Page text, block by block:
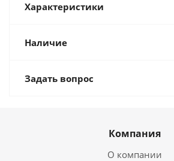
Характеристики
Наличие
Задать вопрос
Компания
О компании